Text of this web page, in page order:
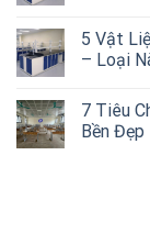
5 Vật
– Loại
7 Tiêu
Bền Đẹp